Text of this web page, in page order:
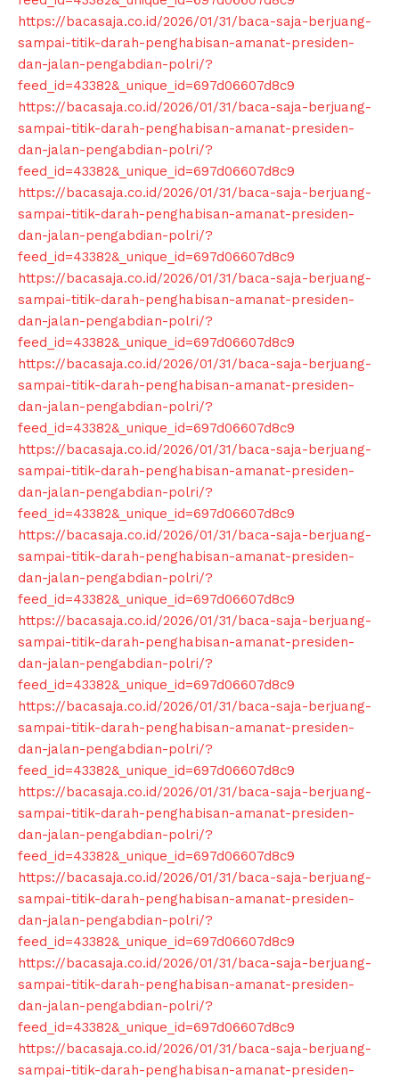
News Week
Magazine PRO
SUBSCRIBE NOW
Company
About
Contact us
Subscription Plans
My account
Klinik Gigi
Klinik Gigi Surabaya
Klinik Gigi Terdekat
Klinik Gigi terbaik
https://bacasaja.co.id/2026/01/31/baca-saja-berjuang-
sampai-titik-darah-penghabisan-amanat-presiden-
dan-jalan-pengabdian-polri/?
feed_id=43382&_unique_id=697d06607d8c9
https://bacasaja.co.id/2026/01/31/baca-saja-berjuang-
sampai-titik-darah-penghabisan-amanat-presiden-
dan-jalan-pengabdian-polri/?
feed_id=43382&_unique_id=697d06607d8c9
https://bacasaja.co.id/2026/01/31/baca-saja-berjuang-
sampai-titik-darah-penghabisan-amanat-presiden-
dan-jalan-pengabdian-polri/?
feed_id=43382&_unique_id=697d06607d8c9
https://bacasaja.co.id/2026/01/31/baca-saja-berjuang-
sampai-titik-darah-penghabisan-amanat-presiden-
dan-jalan-pengabdian-polri/?
feed_id=43382&_unique_id=697d06607d8c9
https://bacasaja.co.id/2026/01/31/baca-saja-berjuang-
sampai-titik-darah-penghabisan-amanat-presiden-
dan-jalan-pengabdian-polri/?
feed_id=43382&_unique_id=697d06607d8c9
https://bacasaja.co.id/2026/01/31/baca-saja-berjuang-
sampai-titik-darah-penghabisan-amanat-presiden-
dan-jalan-pengabdian-polri/?
feed_id=43382&_unique_id=697d06607d8c9
https://bacasaja.co.id/2026/01/31/baca-saja-berjuang-
sampai-titik-darah-penghabisan-amanat-presiden-
dan-jalan-pengabdian-polri/?
feed_id=43382&_unique_id=697d06607d8c9
https://bacasaja.co.id/2026/01/31/baca-saja-berjuang-
sampai-titik-darah-penghabisan-amanat-presiden-
dan-jalan-pengabdian-polri/?
feed_id=43382&_unique_id=697d06607d8c9
https://bacasaja.co.id/2026/01/31/baca-saja-berjuang-
sampai-titik-darah-penghabisan-amanat-presiden-
dan-jalan-pengabdian-polri/?
feed_id=43382&_unique_id=697d06607d8c9
https://bacasaja.co.id/2026/01/31/baca-saja-berjuang-
sampai-titik-darah-penghabisan-amanat-presiden-
dan-jalan-pengabdian-polri/?
feed_id=43382&_unique_id=697d06607d8c9
https://bacasaja.co.id/2026/01/31/baca-saja-berjuang-
sampai-titik-darah-penghabisan-amanat-presiden-
dan-jalan-pengabdian-polri/?
feed_id=43382&_unique_id=697d06607d8c9
https://bacasaja.co.id/2026/01/31/baca-saja-berjuang-
sampai-titik-darah-penghabisan-amanat-presiden-
dan-jalan-pengabdian-polri/?
feed_id=43382&_unique_id=697d06607d8c9
https://bacasaja.co.id/2026/01/31/baca-saja-berjuang-
sampai-titik-darah-penghabisan-amanat-presiden-